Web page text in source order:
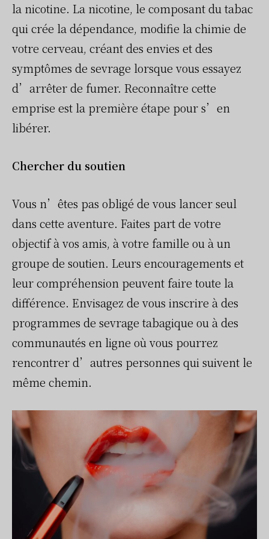
la nicotine. La nicotine, le composant du tabac
qui crée la dépendance, modifie la chimie de
votre cerveau, créant des envies et des
symptômes de sevrage lorsque vous essayez
d’arrêter de fumer. Reconnaître cette
emprise est la première étape pour s’en
libérer.
Chercher du soutien
Vous n’êtes pas obligé de vous lancer seul
dans cette aventure. Faites part de votre
objectif à vos amis, à votre famille ou à un
groupe de soutien. Leurs encouragements et
leur compréhension peuvent faire toute la
différence. Envisagez de vous inscrire à des
programmes de sevrage tabagique ou à des
communautés en ligne où vous pourrez
rencontrer d’autres personnes qui suivent le
même chemin.